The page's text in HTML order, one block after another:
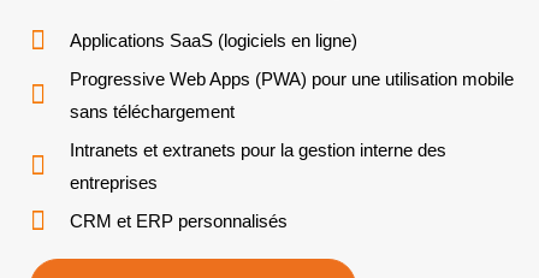
Applications SaaS (logiciels en ligne)
Progressive Web Apps (PWA) pour une utilisation mobile
sans téléchargement
Intranets et extranets pour la gestion interne des
entreprises
CRM et ERP personnalisés